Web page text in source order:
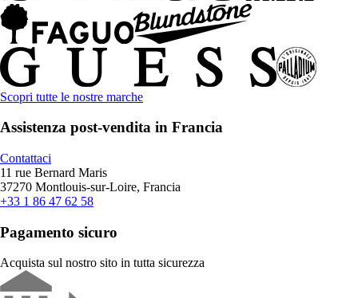
Scopri tutte le nostre marche
Assistenza post-vendita in Francia
Contattaci
11 rue Bernard Maris
37270 Montlouis-sur-Loire, Francia
+33 1 86 47 62 58
Pagamento sicuro
Acquista sul nostro sito in tutta sicurezza